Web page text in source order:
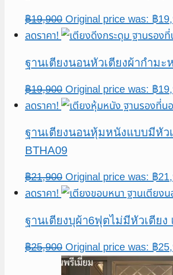
฿19,900 Original price was: ฿
ลดราคา!
ฐานเตียงนอนหัวเตียงผ้ากำมะ
฿19,900 Original price was: ฿
ลดราคา!
ฐานเตียงนอนหุ้มหนังแบบมีหัว
BTHA09
฿21,900 Original price was: ฿
ลดราคา!
ฐานเตียงบุผ้า6ฟุตไม่มีหัวเตียง
฿25,900 Original price was: ฿